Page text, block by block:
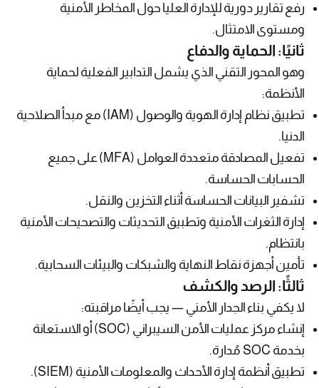
رفع تقارير دورية للإدارة العليا حول المخاطر الأمنية
ومستوى الامتثال.
ثانيًا: الحماية والدفاع
وهو المحور التقني الذي يشمل التدابير الفعلية لحماية
الأنظمة:
تطبيق نظام إدارة الهوية والوصول (IAM) مع مبدأ الصلاحية
الدنيا.
تفعيل المصادقة متعددة العوامل (MFA) على جميع
الحسابات الحساسة.
تشفير البيانات الحساسة أثناء التخزين والنقل.
إدارة الثغرات الأمنية وتطبيق التحديثات والتصحيحات الأمنية
بانتظام.
تأمين أجهزة نقاط النهاية والشبكات والبيئات السحابية.
ثالثًا: الرصد والكشف
لا يكفي بناء الجدار الأمني — يجب أيضًا مراقبته:
إنشاء مركز عمليات الأمن السيبراني (SOC) أو الاستعانة
بخدمة SOC مُدارة.
تطبيق أنظمة إدارة الأحداث والمعلومات الأمنية (SIEM).